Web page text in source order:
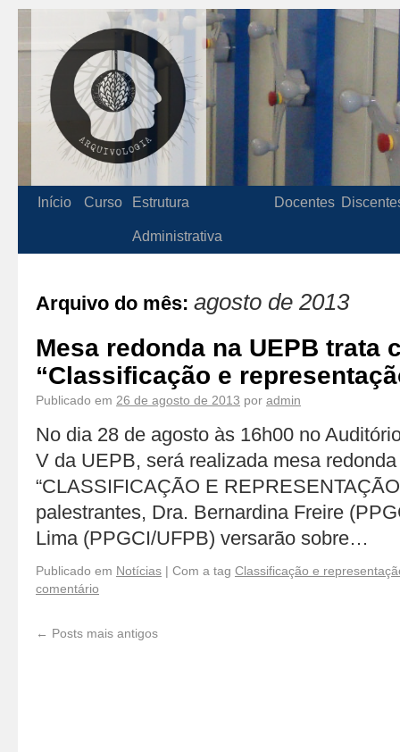
Início Curso Estrutura
Administrativa
Docentes
Arquivo do mês: agosto de 2013
Mesa redonda na UEPB trata
“Classificação e
Publicado em 26 de agosto de 2013 por admin
No dia 28 de agosto às 16h00 no
V da UEPB, será realizada mesa
“CLASSIFICAÇÃO E
palestrantes, Dra. Bernardina Freire
Lima (PPGCI/UFPB) versarão sobre…
Publicado em Notícias | Com a tag Classificação e
comentário
← Posts mais antigos